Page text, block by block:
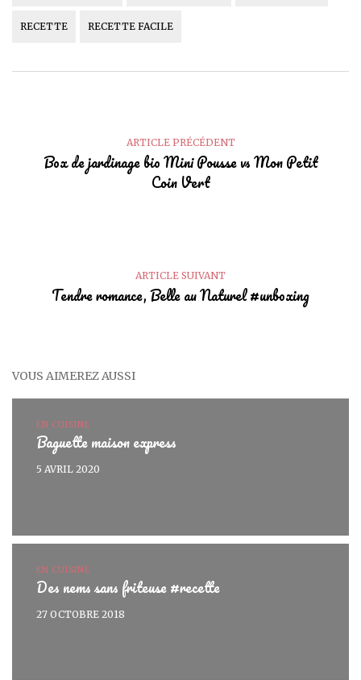
RECETTE RECETTE FACILE
ARTICLE PRÉCÉDENT
Box de jardinage bio Mini Pousse vs Mon Petit
Coin Vert
ARTICLE SUIVANT
Tendre romance, Belle au Naturel #unboxing
VOUS AIMEREZ AUSSI
EN CUISINE
Baguette maison express
5 AVRIL 2020
EN CUISINE
Des nems sans friteuse #recette
27 OCTOBRE 2018